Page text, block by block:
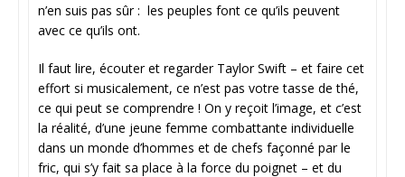
n’en suis pas sûr : les peuples font ce qu’ils peuvent
avec ce qu’ils ont.
Il faut lire, écouter et regarder Taylor Swift – et faire cet
effort si musicalement, ce n’est pas votre tasse de thé,
ce qui peut se comprendre ! On y reçoit l’image, et c’est
la réalité, d’une jeune femme combattante individuelle
dans un monde d’hommes et de chefs façonné par le
fric, qui s’y fait sa place à la force du poignet – et du